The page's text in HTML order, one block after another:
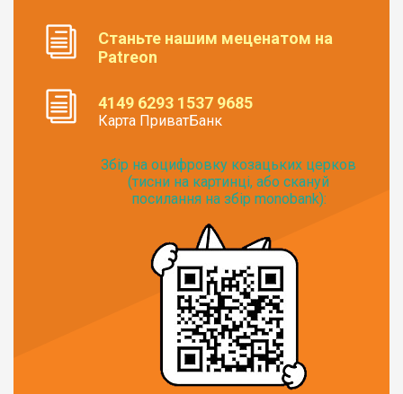
Станьте нашим меценатом на
Patreon
4149 6293 1537 9685
Карта ПриватБанк
Збір на оцифровку козацьких церков
(тисни на картинці, або скануй
посилання на збір monobank):